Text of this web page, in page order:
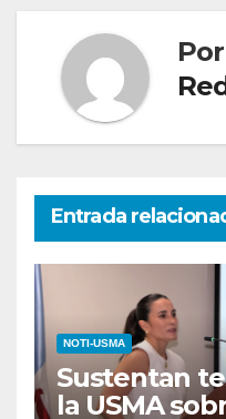
Por
Entrada
NOTI-USMA
Sustentan
la USMA